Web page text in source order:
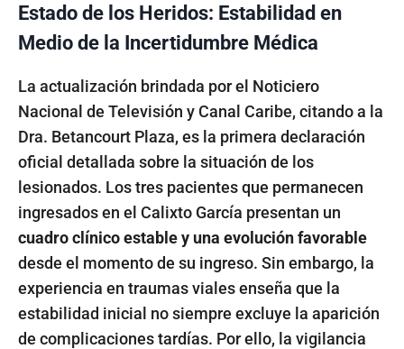
Estado de los Heridos: Estabilidad en
Medio de la Incertidumbre Médica
La actualización brindada por el Noticiero
Nacional de Televisión y Canal Caribe, citando a la
Dra. Betancourt Plaza, es la primera declaración
oficial detallada sobre la situación de los
lesionados. Los tres pacientes que permanecen
ingresados en el Calixto García presentan un
cuadro clínico estable y una evolución favorable
desde el momento de su ingreso. Sin embargo, la
experiencia en traumas viales enseña que la
estabilidad inicial no siempre excluye la aparición
de complicaciones tardías. Por ello, la vigilancia